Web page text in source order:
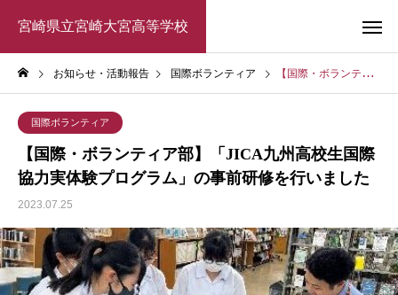
宮崎県立宮崎大宮高等学校
お知らせ・活動報告 国際ボランティア 【国際・ボランティア部】「JICA九州高校生国際協力実体験プログラム」の事前研修を行いました
国際ボランティア
【国際・ボランティア部】「JICA九州高校生国際
協力実体験プログラム」の事前研修を行いました
2023.07.25